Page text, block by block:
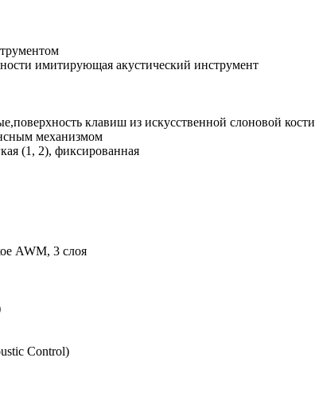
имитирующая акустический инструмент
клавиш из искусственной слоновой кости
механизмом
(1, 2), фиксированная
AWM, 3 слоя
Control)